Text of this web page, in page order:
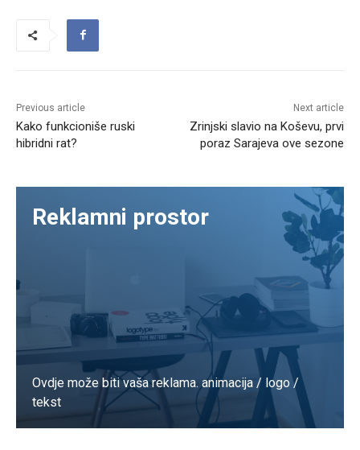
Previous article
Kako funkcioniše ruski
hibridni rat?
Next article
Zrinjski slavio na Koševu, prvi
poraz Sarajeva ove sezone
Reklamni prostor
Ovdje može biti vaša reklama. animacija / logo /
tekst